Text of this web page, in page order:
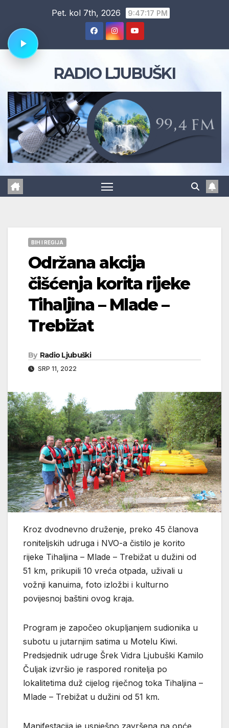
content
Pet. kol 7th, 2026 9:47:18 PM
RADIO LJUBUŠKI
BIH I REGIJA
Održana akcija
čišćenja korita rijeke
Tihaljina – Mlade –
Trebižat
By Radio Ljubuški
SRP 11, 2022
Kroz dvodnevno druženje, preko 45 članova
roniteljskih udruga i NVO-a čistilo je korito
rijeke Tihaljina – Mlade – Trebižat u dužini od
51 km, prikupili 10 vreća otpada, uživali u
vožnji kanuima, foto izložbi i kulturno
povijesnoj baštini ovog kraja.
Program je započeo okupljanjem sudionika u
subotu u jutarnjim satima u Motelu Kiwi.
Predsjednik udruge Šrek Vidra Ljubuški Kamilo
Čuljak izvršio je raspored ronitelja po
lokalitetima duž cijelog riječnog toka Tihaljina –
Mlade – Trebižat u dužini od 51 km.
Manifestacija je uspješno završena na opće